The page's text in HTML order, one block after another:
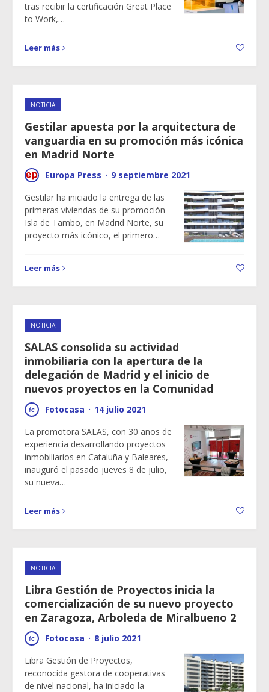
tras recibir la certificación Great Place
to Work,…
Leer más
NOTICIA
Gestilar apuesta por la arquitectura de
vanguardia en su promoción más icónica
en Madrid Norte
Europa Press · 9 septiembre 2021
Gestilar ha iniciado la entrega de las
primeras viviendas de su promoción
Isla de Tambo, en Madrid Norte, su
proyecto más icónico, el primero…
Leer más
NOTICIA
SALAS consolida su actividad
inmobiliaria con la apertura de la
delegación de Madrid y el inicio de
nuevos proyectos en la Comunidad
Fotocasa · 14 julio 2021
La promotora SALAS, con 30 años de
experiencia desarrollando proyectos
inmobiliarios en Cataluña y Baleares,
inauguró el pasado jueves 8 de julio,
su nueva…
Leer más
NOTICIA
Libra Gestión de Proyectos inicia la
comercialización de su nuevo proyecto
en Zaragoza, Arboleda de Miralbueno 2
Fotocasa · 8 julio 2021
Libra Gestión de Proyectos,
reconocida gestora de cooperativas
de nivel nacional, ha iniciado la